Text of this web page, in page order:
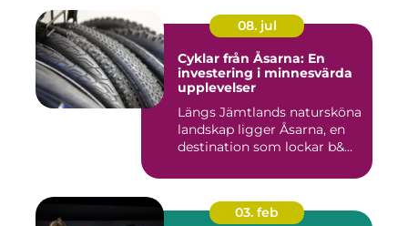
08. jul
Cyklar från Åsarna: En
investering i minnesvärda
upplevelser
Längs Jämtlands natursköna
landskap ligger Åsarna, en
destination som lockar b&...
03. feb